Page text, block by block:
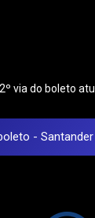
via do boleto
- Santander